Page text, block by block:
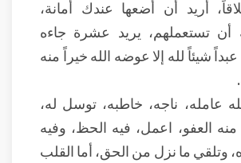
أريد أن أضعها عندك أمانة،
أن تستعملهم، يريد عشرة جاءه
شيئاً لله إلا عوضه الله خيراً منه
عامله، ناجه، خاطبه، توسل له،
العفو، اعمل، فيه الحظ، وفيه
وتلقي ما نزل من الحق، أما القلب